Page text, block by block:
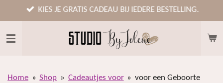
direct
naar
KIES JE GRATIS CADEAU BIJ IEDERE BESTELLING.
Home » Shop » Cadeautjes voor » voor een Geboorte